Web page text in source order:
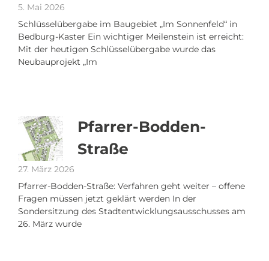
5. Mai 2026
Schlüsselübergabe im Baugebiet „Im Sonnenfeld“ in
Bedburg-Kaster Ein wichtiger Meilenstein ist erreicht:
Mit der heutigen Schlüsselübergabe wurde das
Neubauprojekt „Im
Pfarrer-Bodden-
Straße
27. März 2026
Pfarrer-Bodden-Straße: Verfahren geht weiter – offene
Fragen müssen jetzt geklärt werden In der
Sondersitzung des Stadtentwicklungsausschusses am
26. März wurde